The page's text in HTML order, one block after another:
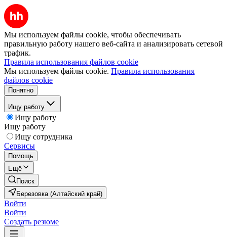
Мы используем файлы cookie, чтобы обеспечивать
правильную работу нашего веб-сайта и анализировать сетевой
трафик.
Правила использования файлов cookie
Мы используем файлы cookie. Правила использования
файлов cookie
Понятно
Ищу работу
Ищу работу
Ищу работу
Ищу сотрудника
Сервисы
Помощь
Ещё
Поиск
Березовка (Алтайский край)
Войти
Войти
Создать резюме